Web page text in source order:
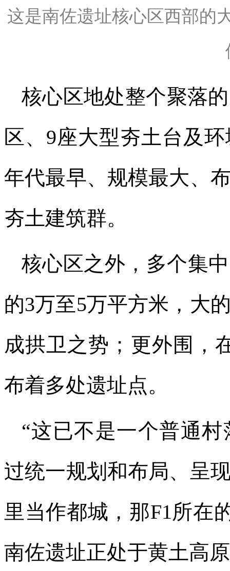
这是南佐遗址核心区西部的
核心区地处整个聚落
区、9座大型夯土台及
年代最早、规模最大、
夯土建筑群。
核心区之外，多个集
的3万至5万平方米，大
成拱卫之势；更外围，
布着多处遗址点。
“这已不是一个普通
过统一规划和布局、呈
里当作都城，那F1所在
南佐遗址正处于黄土高